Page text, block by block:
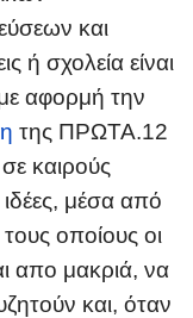
και
ή σχολεία είναι
αφορμή την
της ΠΡΩΤΑ.12
καιρούς
μέσα από
οποίους οι
απο μακριά, να
και, όταν